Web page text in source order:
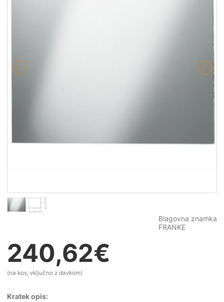
Blagovna znamka
FRANKE
240,62€
(na kos, vključno z davkom)
Kratek opis: